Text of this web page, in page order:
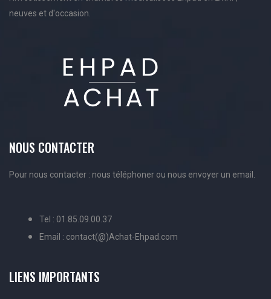
neuves et d'occasion.
NOUS CONTACTER
Pour nous contacter : nous téléphoner ou nous envoyer un email.
Tel : 01.85.09.00.37
Email : contact(@)Achat-Ehpad.com
LIENS IMPORTANTS